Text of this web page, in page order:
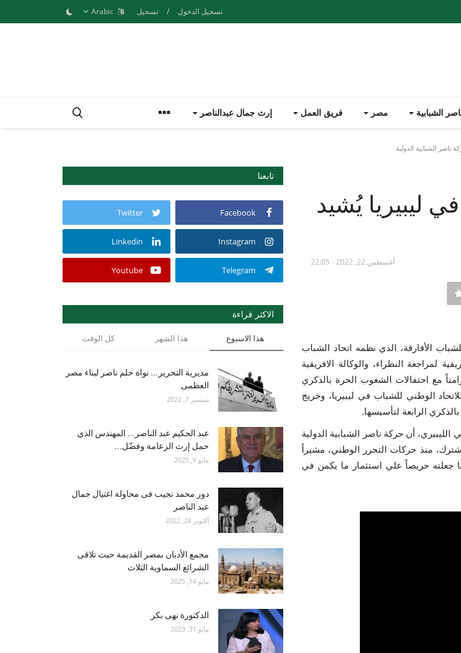
تسجيل الدخول / تسجيل
الشبابية مصر فريق العمل إرث جمال عبدالناصر
ناصر الشبابية الدولية
ليبيريا يُشيد
أغسطس 22, 2022 - 22:05
الأفارقة، الذي نظمه اتحاد الشباب
لمراجعة النظراء، والوكالة الافريقية
مع احتفالات الشعوب الحرة بالذكري
الوطني للشباب في ليبيريا، وخريج
الرابعة لتأسيسها.
أن حركة ناصر الشبابية الدولية
منذ حركات التحرر الوطني، مشيراً
جعلته حريصاً علي استثمار ما يكمن في
تابعنا
Facebook
Twitter
Instagram
Linkedin
Telegram
Youtube
الاكثر قراءة
هذا الاسبوع هذا الشهر كل الوقت
مديرية التحرير... نواة حلم ناصر لبناء مصر
العظمى
سبتمبر 7, 2022
عبد الحكيم عبد الناصر... المهندس الذي
حمل إرث الزعامة وفضّل...
مايو 9, 2025
دور محمد نجيب فى محاولة اغتيال جمال
عبد الناصر
أكتوبر 28, 2022
مجمع الأديان بمصر القديمة حيث تلاقى
الشرائع السماوية الثلاث
مايو 14, 2025
الدكتورة نهى بكر
مايو 31, 2023